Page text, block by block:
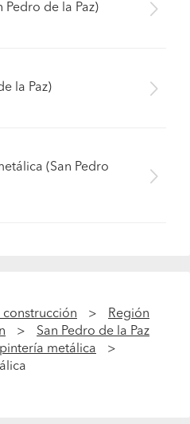
Pedro de la Paz)
la Paz)
(San Pedro
construcción
Región
San Pedro de la Paz
metálica